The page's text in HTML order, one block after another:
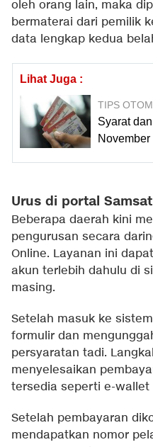
oleh orang lain, maka
bermaterai dari pemilik
data lengkap kedua
Lihat Juga :
TIPS
Syarat
November
Urus di portal
Beberapa daerah kini
pengurusan secara
Online. Layanan ini
akun terlebih dahulu di
masing.
Setelah masuk ke
formulir dan
persyaratan tadi.
menyelesaikan
tersedia seperti e-
Setelah pembayaran
mendapatkan nomor